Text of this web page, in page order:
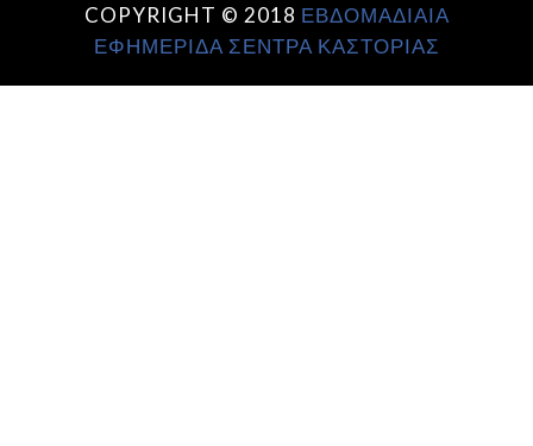
COPYRIGHT © 2018 ΕΒΔΟΜΑΔΙΑΙΑ
ΕΦΗΜΕΡΙΔΑ ΣΕΝΤΡΑ ΚΑΣΤΟΡΙΑΣ